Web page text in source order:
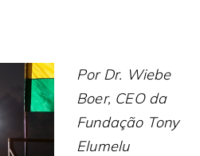
Por Dr. Wiebe
Boer, CEO da
Fundação Tony
Elumelu